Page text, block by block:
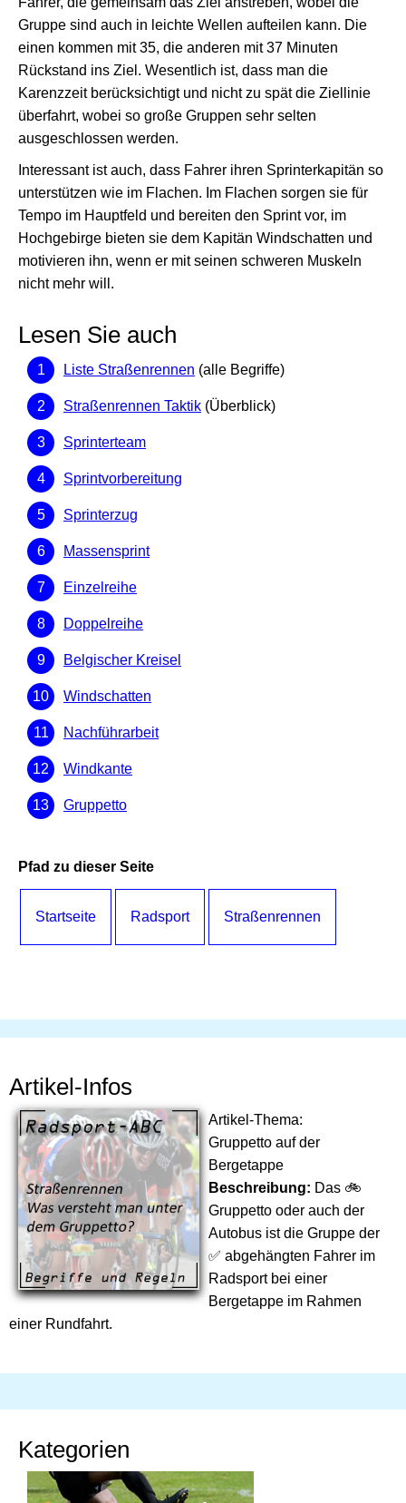
Gruppe sind auch in leichte Wellen aufteilen kann. Die
einen kommen mit 35, die anderen mit 37 Minuten
Rückstand ins Ziel. Wesentlich ist, dass man die
Karenzzeit berücksichtigt und nicht zu spät die Ziellinie
überfahrt, wobei so große Gruppen sehr selten
ausgeschlossen werden.
Interessant ist auch, dass Fahrer ihren Sprinterkapitän so
unterstützen wie im Flachen. Im Flachen sorgen sie für
Tempo im Hauptfeld und bereiten den Sprint vor, im
Hochgebirge bieten sie dem Kapitän Windschatten und
motivieren ihn, wenn er mit seinen schweren Muskeln
nicht mehr will.
Lesen Sie auch
Liste Straßenrennen (alle Begriffe)
Straßenrennen Taktik (Überblick)
Sprinterteam
Sprintvorbereitung
Sprinterzug
Massensprint
Einzelreihe
Doppelreihe
Belgischer Kreisel
Windschatten
Nachführarbeit
Windkante
Gruppetto
Pfad zu dieser Seite
Startseite Radsport Straßenrennen
Artikel-Infos
Artikel-Thema:
Gruppetto auf der
Bergetappe
Beschreibung: Das 🚲
Gruppetto oder auch der
Autobus ist die Gruppe der
✅ abgehängten Fahrer im
Radsport bei einer
Bergetappe im Rahmen
einer Rundfahrt.
Kategorien